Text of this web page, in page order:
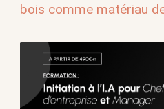
bois comme matériau